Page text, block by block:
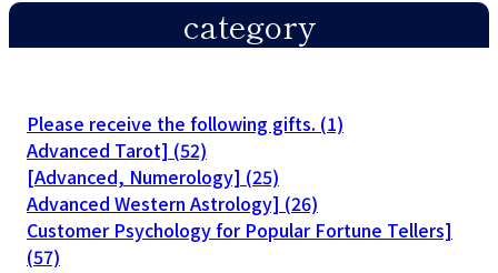
category
Please receive the following gifts. (1)
Advanced Tarot] (52)
[Advanced, Numerology] (25)
Advanced Western Astrology] (26)
Customer Psychology for Popular Fortune Tellers]
(57)